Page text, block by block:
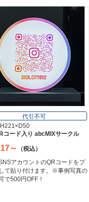
郵便ポスト
Post
Nameplate
代引不可
コード入り abcMIXサークル
～
（税込）
アカウントのQRコードをプ
て貼り付けます。※事例写真の
で500円OFF！